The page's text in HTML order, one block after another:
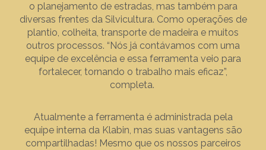
o planejamento de estradas, mas também para
diversas frentes da Silvicultura. Como operações de
plantio, colheita, transporte de madeira e muitos
outros processos. “Nós já contávamos com uma
equipe de excelência e essa ferramenta veio para
fortalecer, tornando o trabalho mais eficaz”,
completa.
Atualmente a ferramenta é administrada pela
equipe interna da Klabin, mas suas vantagens são
compartilhadas! Mesmo que os nossos parceiros